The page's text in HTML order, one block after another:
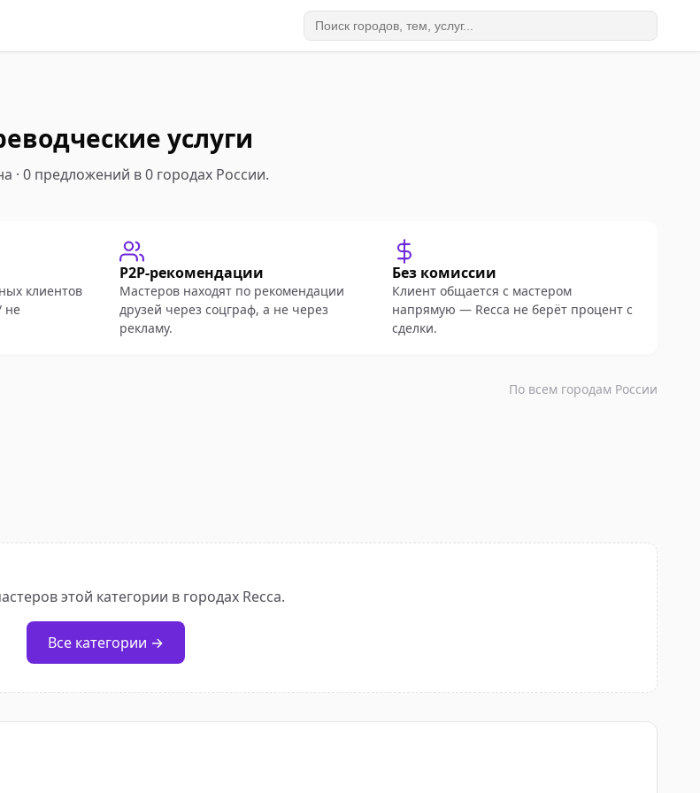
услуги
· 0 предложений в 0 городах России.
клиентов
не
P2P-рекомендации
Мастеров находят по рекомендации
друзей через соцграф, а не через
рекламу.
Без комиссии
Клиент общается с мастером
напрямую — Recca не берёт процент с
сделки.
По всем городам России
этой категории в городах Recca.
Все категории →